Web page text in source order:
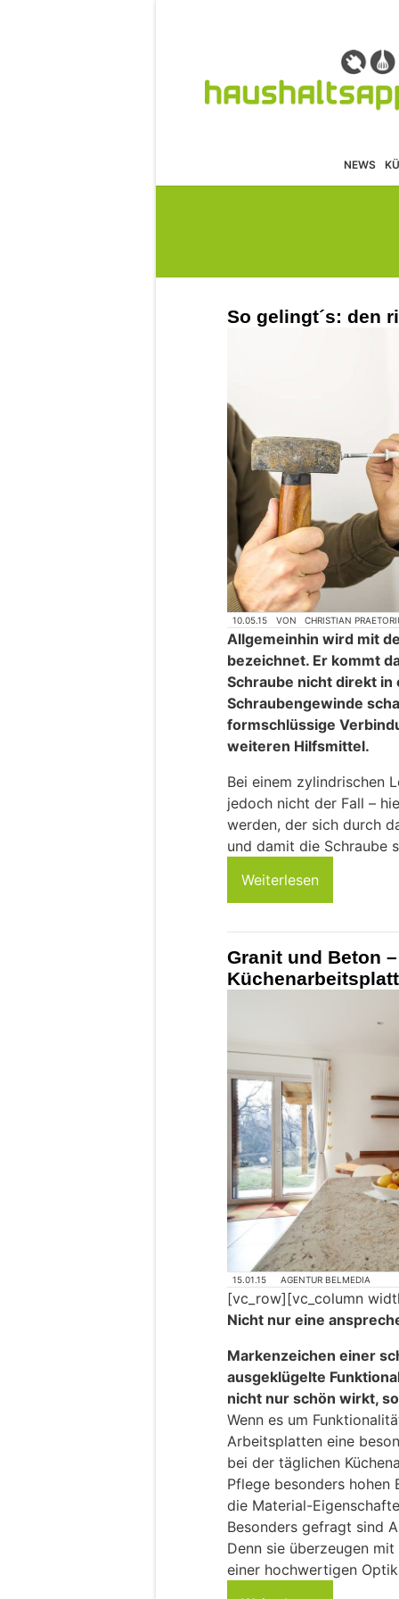
NEWS
So gelingt´s: den
10.05.15 VON CHRISTIAN
Allgemeinhin wird mit
bezeichnet. Er kommt
Schraube nicht direkt in
Schraubengewinde
formschlüssige
weiteren Hilfsmittel.
Bei einem zylindrischen
jedoch nicht der Fall –
werden, der sich durch
und damit die Schraube
Weiterlesen
Granit und Beton
15.01.15 AGENTUR BELMEDIA
[vc_row][vc_column
Nicht nur eine
Markenzeichen einer
ausgeklügelte
nicht nur schön wirkt,
Wenn es um
Arbeitsplatten eine
bei der täglichen
Pflege besonders hohen
die Material-
Besonders gefragt sind
Denn sie überzeugen
einer hochwertigen